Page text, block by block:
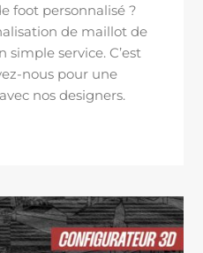
foot personnalisé ?
de maillot de
simple service. C’est
nous pour une
nos designers.